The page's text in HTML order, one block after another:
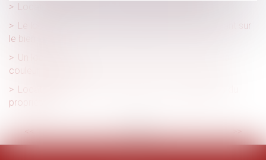
Location meublée ou vide, quelles différences ?
Le locataire sera informé plus tôt des risques pesant sur
le bien loué
Un locataire a-il le droit de repeindre un mur dans la
couleur qu'il veut ?
Location d'un meublé : quelles sont les obligations du
propriétaire ?
<< < ... 2 3 4 5 6 7 8 > >>